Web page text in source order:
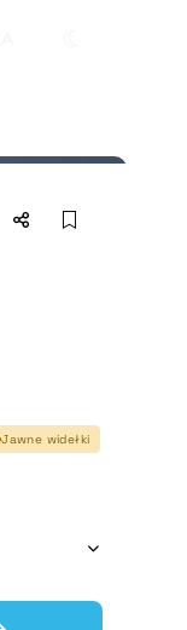
Jawne widełki